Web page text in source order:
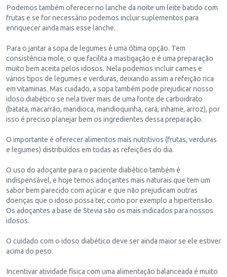
Podemos também oferecer no lanche da noite um leite batido com
frutas e se for necessário podemos incluir suplementos para
enriquecer ainda mais esse lanche.
Para o jantar a sopa de legumes é uma ótima opção. Tem
consistência mole, o que facilita a mastigação e é uma preparação
muito bem aceita pelos idosos. Nela podemos incluir carnes e
vários tipos de legumes e verduras, deixando assim a refeição rica
em vitaminas. Mas cuidado, a sopa também pode prejudicar nosso
idoso diabético se nela tiver mais de uma fonte de carboidrato
(batata, macarrão, mandioca, mandioquinha, cará, inhame, arroz), por
isso é preciso planejar bem os ingredientes dessa preparação.
O importante é oferecer alimentos mais nutritivos (frutas, verduras
e legumes) distribuídos em todas as refeições do dia.
O uso do adoçante para o paciente diabético também é
indispensável, e hoje temos adoçantes mais naturais que tem um
sabor bem parecido com açúcar e que não prejudicam outras
doenças que o idoso possa ter, como por exemplo a hipertensão.
Os adoçantes a base de Stevia são os mais indicados para nossos
idosos.
O cuidado com o idoso diabético deve ser ainda maior se ele estiver
acima do peso.
Incentivar atividade física com uma alimentação balanceada é muito